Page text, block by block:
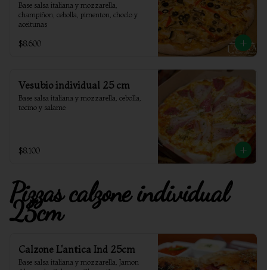
Base salsa italiana y mozzarella,
champiñon, cebolla, pimenton, choclo y
aceitunas
$8.600
Vesubio individual 25 cm
Base salsa italiana y mozzarella, cebolla,
tocino y salame
$8.100
Pizzas calzone individual
25cm
Calzone L'antica Ind 25cm
Base salsa italiana y mozzarella, Jamon